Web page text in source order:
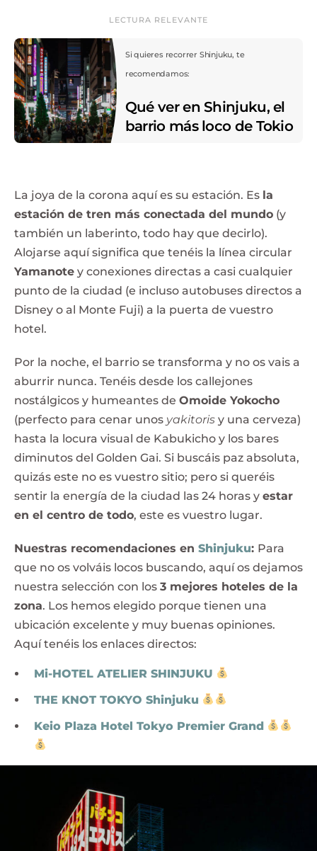
LECTURA RELEVANTE
Si quieres recorrer Shinjuku, te
recomendamos:
Qué ver en Shinjuku, el
barrio más loco de Tokio
La joya de la corona aquí es su estación. Es la
estación de tren más conectada del mundo (y
también un laberinto, todo hay que decirlo).
Alojarse aquí significa que tenéis la línea circular
Yamanote y conexiones directas a casi cualquier
punto de la ciudad (e incluso autobuses directos a
Disney o al Monte Fuji) a la puerta de vuestro
hotel.
Por la noche, el barrio se transforma y no os vais a
aburrir nunca. Tenéis desde los callejones
nostálgicos y humeantes de Omoide Yokocho
(perfecto para cenar unos yakitoris y una cerveza)
hasta la locura visual de Kabukicho y los bares
diminutos del Golden Gai. Si buscáis paz absoluta,
quizás este no es vuestro sitio; pero si queréis
sentir la energía de la ciudad las 24 horas y estar
en el centro de todo, este es vuestro lugar.
Nuestras recomendaciones en Shinjuku: Para
que no os volváis locos buscando, aquí os dejamos
nuestra selección con los 3 mejores hoteles de la
zona. Los hemos elegido porque tienen una
ubicación excelente y muy buenas opiniones.
Aquí tenéis los enlaces directos:
Mi-HOTEL ATELIER SHINJUKU
THE KNOT TOKYO Shinjuku
Keio Plaza Hotel Tokyo Premier Grand